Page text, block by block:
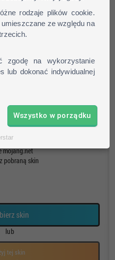
rodzaje plików cookie.
ze względu na
zgodę na wykorzystanie
lub dokonać indywidualnej
Wszystko w porządku
skin?
mojang.net
pobraną skin
skin
lub
tej skin